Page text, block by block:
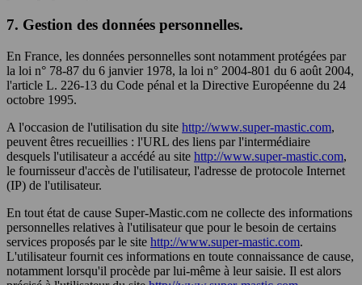
7. Gestion des données personnelles.
En France, les données personnelles sont notamment protégées par
la loi n° 78-87 du 6 janvier 1978, la loi n° 2004-801 du 6 août 2004,
l'article L. 226-13 du Code pénal et la Directive Européenne du 24
octobre 1995.
A l'occasion de l'utilisation du site http://www.super-mastic.com,
peuvent êtres recueillies : l'URL des liens par l'intermédiaire
desquels l'utilisateur a accédé au site http://www.super-mastic.com,
le fournisseur d'accès de l'utilisateur, l'adresse de protocole Internet
(IP) de l'utilisateur.
En tout état de cause Super-Mastic.com ne collecte des informations
personnelles relatives à l'utilisateur que pour le besoin de certains
services proposés par le site http://www.super-mastic.com.
L'utilisateur fournit ces informations en toute connaissance de cause,
notamment lorsqu'il procède par lui-même à leur saisie. Il est alors